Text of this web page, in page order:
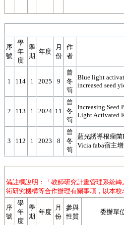
序
號
學
年
度
學
期
年度
月
份
作
者
1 114 1 2025 9
曾
冬
筍
Blue light
increased seed
2 113 1 2024 11
曾
冬
筍
Increasing Seed
Light Activated
3 112 1 2023 8
曾
冬
筍
藍光誘導根瘤菌
Vicia faba宿主
備註欄說明：「教師研究計畫管理系統
術研究機構等合作辦理有關事項，以本
序
號
學
年
度
學
期
年度
月
份
參與
性質
委辦單